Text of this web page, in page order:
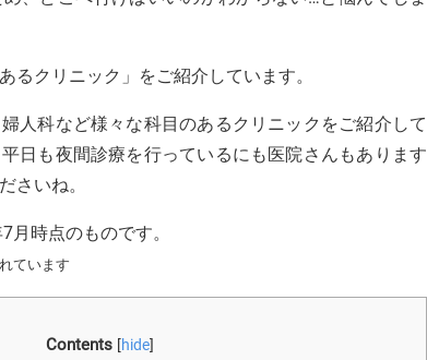
るクリニック」をご紹介しています。
人科など様々な科目のあるクリニックをご紹介して
日も夜間診療を行っているにも医院さんもあります
さいね。
時点のものです。
ています
Contents [hide]